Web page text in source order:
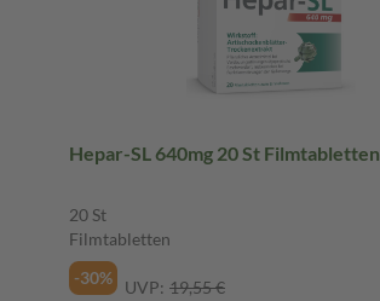
Hepar-SL 640mg 20 St Filmtabletten
20 St
Filmtabletten
-30%
UVP: 19,55 €